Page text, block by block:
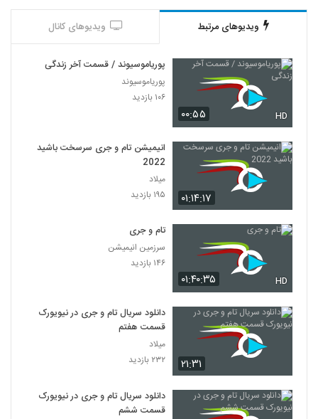
ویدیوهای مرتبط ویدیوهای کانال
۰۰:۵۵ HD
پوریاموسیوند / قسمت آخر زندگی
پوریاموسیوند
۱۰۶ بازدید
۰۱:۱۴:۱۷
انیمیشن تام و جری سرسخت باشید
2022
میلاد
۱۹۵ بازدید
۰۱:۴۰:۳۵ HD
تام و جری
سرزمین انیمیشن
۱۴۶ بازدید
۲۱:۳۱
دانلود سریال تام و جری در نیویورک
قسمت هفتم
میلاد
۲۳۲ بازدید
دانلود سریال تام و جری در نیویورک
قسمت ششم